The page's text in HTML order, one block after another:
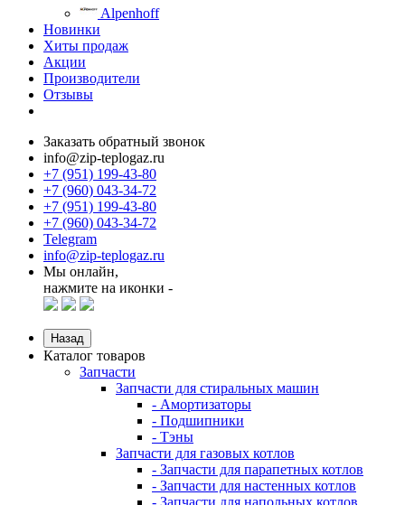
Alpenhoff
Новинки
Хиты продаж
Акции
Производители
Отзывы
Заказать обратный звонок
info@zip-teplogaz.ru
+7 (951) 199-43-80
+7 (960) 043-34-72
+7 (951) 199-43-80
+7 (960) 043-34-72
Telegram
info@zip-teplogaz.ru
Мы онлайн,
нажмите на иконки -
Назад
Каталог товаров
Запчасти
Запчасти для стиральных машин
- Амортизаторы
- Подшипники
- Тэны
Запчасти для газовых котлов
- Запчасти для парапетных котлов
- Запчасти для настенных котлов
- Запчасти для напольных котлов